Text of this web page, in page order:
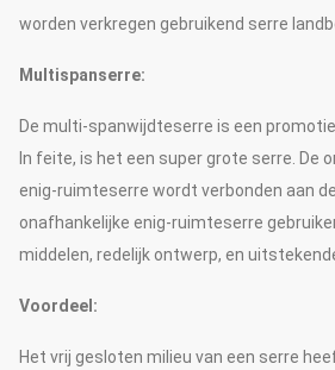
worden verkregen gebruikend serre
Multispanserre:
De multi-spanwijdteserre is een
In feite, is het een super grote serre. De
enig-ruimteserre wordt verbonden aan
onafhankelijke enig-ruimteserre
middelen, redelijk ontwerp, en
Voordeel:
Het vrij gesloten milieu van een serre